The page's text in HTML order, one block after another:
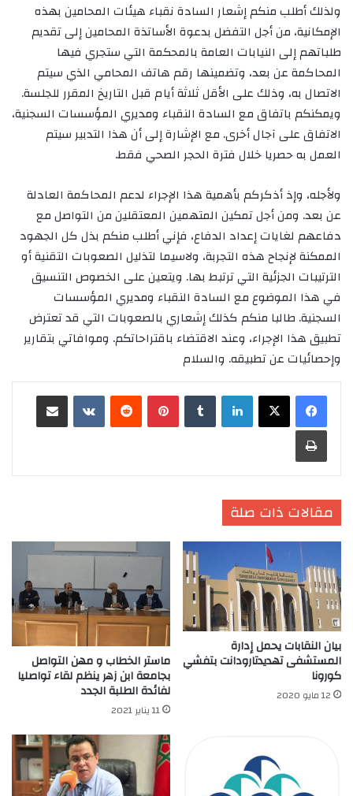
ولذلك أطلب منكم إشعار السادة نقباء هيئات المحامين بهذه
الإمكانية، من أجل التفضل بدعوة الأساتذة المحامين إلى تقديم
طلباتهم إلى النيابات العامة بالمحكمة التي ستجري فيها
المحاكمة عن بعد، وتضمينها رقم هاتف المحامي الذي سيتم
الاتصال به، وذلك على الأقل ثلاثة أيام قبل التاريخ المقرر للجلسة.
ويمكنكم باتفاق مع السادة النقباء ومديري المؤسسات السجنية،
الاتفاق على آجال أخرى. مع الإشارة إلى أن هذا التدبير سيتم
العمل به حصريا خلال فترة الحجر الصحي فقط.
ولأجله، وإذ أذكركم بأهمية هذا الإجراء لدعم المحاكمة العادلة
عن بعد. ومن أجل تمكين المتهمين المعتقلين من التواصل مع
دفاعهم لغايات إعداد الدفاع، فإني أطلب منكم بذل كل الجهود
الممكنة لإنجاح هذه التجربة، ولاسيما لتذليل الصعوبات التقنية أو
الترتيبات الجزئية التي ترتبط بها. ويتعين على الخصوص التنسيق
في هذا الموضوع مع السادة النقباء ومديري المؤسسات
السجنية. طالبا منكم كذلك إشعاري بالصعوبات التي قد تعترض
تطبيق هذا الإجراء، وعند الاقتضاء باقتراحاتكم. وموافاتي بتقارير
وإحصائيات عن تطبيقه. والسلام
لينكدإن بينتيريست
طباعة
مقالات ذات صلة
بيان النقابات يحمل إدارة
المستشفى تهديدتارودانت بتفشي
كورونا
12 مايو 2020
ماستر الخطاب و مهن التواصل
بجامعة ابن زهر ينظم لقاء تواصليا
لفائدة الطلبة الجدد
11 يناير 2021